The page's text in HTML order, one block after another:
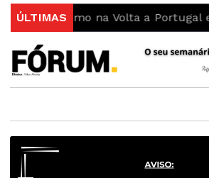
ÚLTIMAS
na Volta a Portugal em Bicicleta